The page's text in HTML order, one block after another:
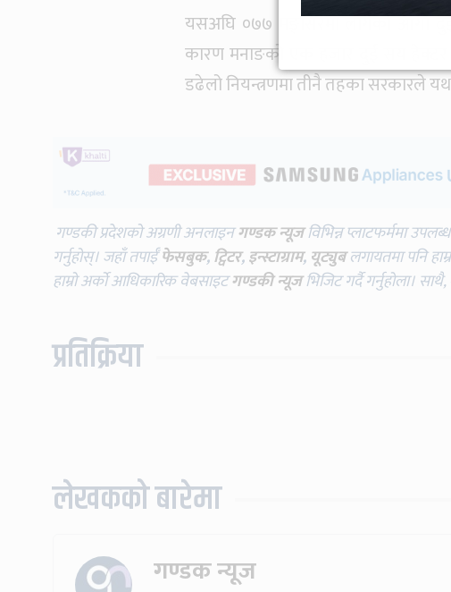
यसअघि ०७७ मङ्सिरमा लागेको आगो दुई
कारण मनाङको एक हजार दुई सय हेक्टर
डढेलो नियन्त्रणमा तीनै तहका सरकारले
गण्डकी प्रदेशको अग्रणी अनलाइनगण्डक न्यूजविभिन्न प्लाटफर्ममा
गर्नुहोस्। जहाँ तपाईँफेसबुक,ट्विटर,इन्स्टाग्राम, यूट्युब लगायतमा पनि
हाम्रो अर्को आधिकारिक वेबसाइटगण्डकी न्यूजभिजिट गर्दै गर्नुहोला।
प्रतिक्रिया
लेखकको बारेमा
गण्डक न्यूज